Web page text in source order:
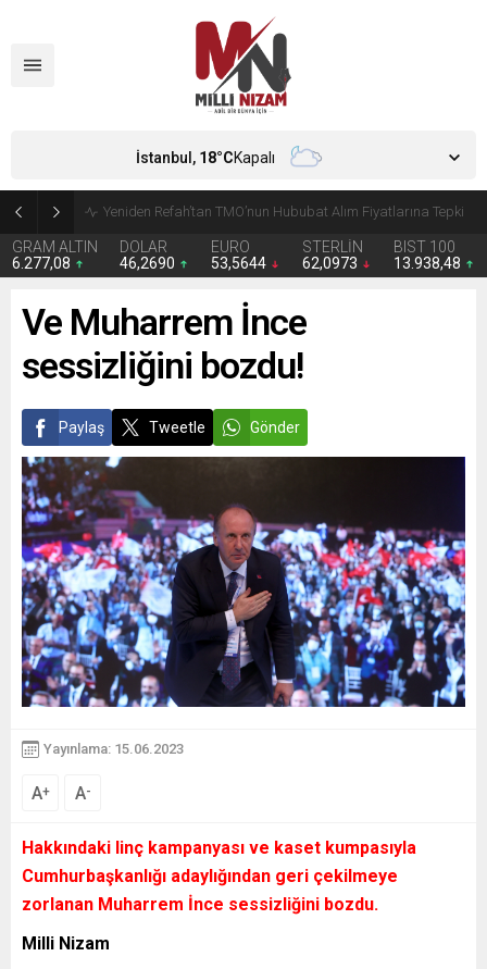
CHP’de Günaydın ve Başarır’ın grup başkanvekilliği düştü
GRAM ALTIN
6.277,08
DOLAR
46,2690
EURO
53,5644
STERLİN
62,0973
BIST 100
13.938,48
İstanbul, 18°CKapalı
Ve Muharrem İnce
sessizliğini bozdu!
Paylaş Tweetle Gönder
Yayınlama: 15.06.2023
A+ A-
Hakkındaki linç kampanyası ve kaset kumpasıyla
Cumhurbaşkanlığı adaylığından geri çekilmeye
zorlanan Muharrem İnce sessizliğini bozdu.
Milli Nizam